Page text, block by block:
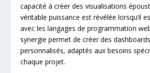
capacité à créer des visualisations
véritable puissance est révélée lorsqu’il
avec les langages de programmation
synergie permet de créer des dashboards
personnalisés, adaptés aux besoins
chaque projet.